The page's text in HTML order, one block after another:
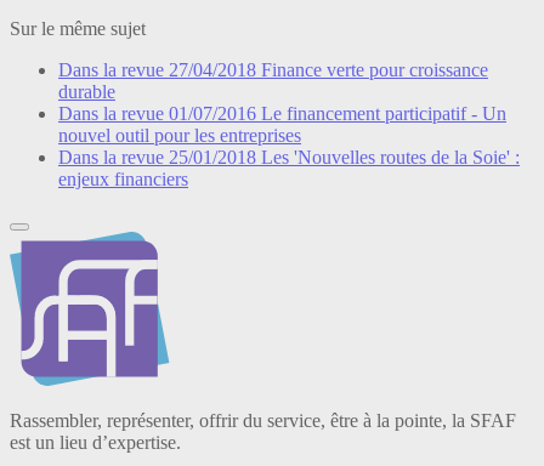
Sur le même sujet
Dans la revue 27/04/2018 Finance verte pour croissance
durable
Dans la revue 01/07/2016 Le financement participatif - Un
nouvel outil pour les entreprises
Dans la revue 25/01/2018 Les 'Nouvelles routes de la Soie' :
enjeux financiers
Rassembler, représenter, offrir du service, être à la pointe, la SFAF
est un lieu d’expertise.